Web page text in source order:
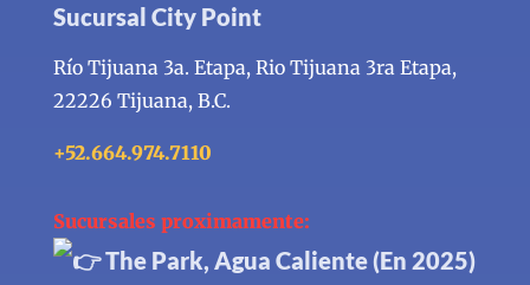
Sucursal City Point
Río Tijuana 3a. Etapa, Rio Tijuana 3ra Etapa,
22226 Tijuana, B.C.
+52.664.974.7110
Sucursales proximamente:
The Park, Agua Caliente (En 2025)